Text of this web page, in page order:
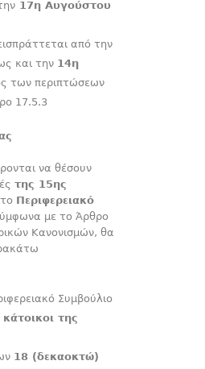
17η Αυγούστου
από την
και την 14η
των περιπτώσεων
17.5.3
να θέσουν
της 15ης
Περιφερειακό
με το Άρθρο
Κανονισμών, θα
Συμβούλιο
κάτοικοι της
18 (δεκαοκτώ)